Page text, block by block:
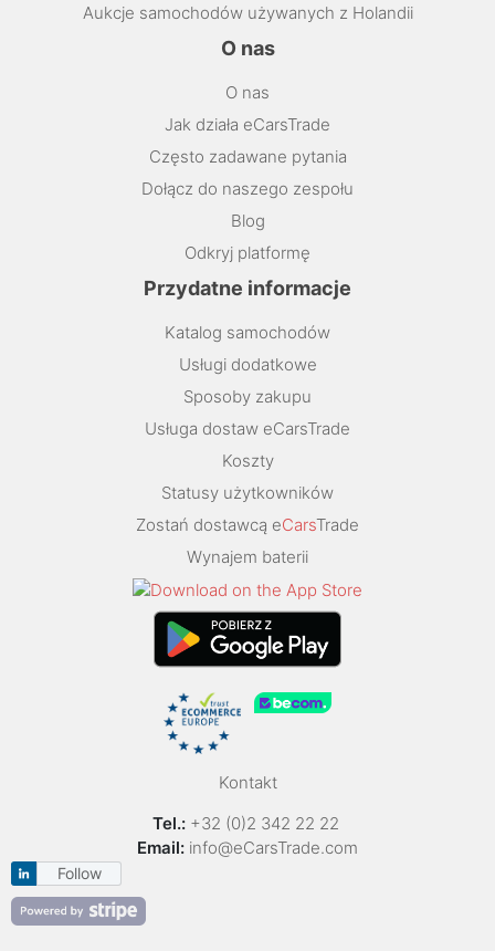
Aukcje samochodów używanych z Holandii
O nas
O nas
Jak działa eCarsTrade
Często zadawane pytania
Dołącz do naszego zespołu
Blog
Odkryj platformę
Przydatne informacje
Katalog samochodów
Usługi dodatkowe
Sposoby zakupu
Usługa dostaw eCarsTrade
Koszty
Statusy użytkowników
Zostań dostawcą eCarsTrade
Wynajem baterii
Kontakt
Tel.: +32 (0)2 342 22 22
Email: info@eCarsTrade.com
Follow